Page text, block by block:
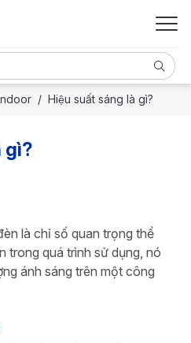
Hiệu suất sáng là gì?
gì?
là chỉ số quan trọng thể
trong quá trình sử dụng, nó
ánh sáng trên một công